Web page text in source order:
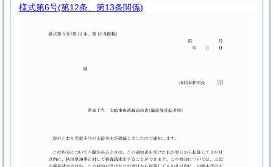
様式第6号(第12条、第13条関係)